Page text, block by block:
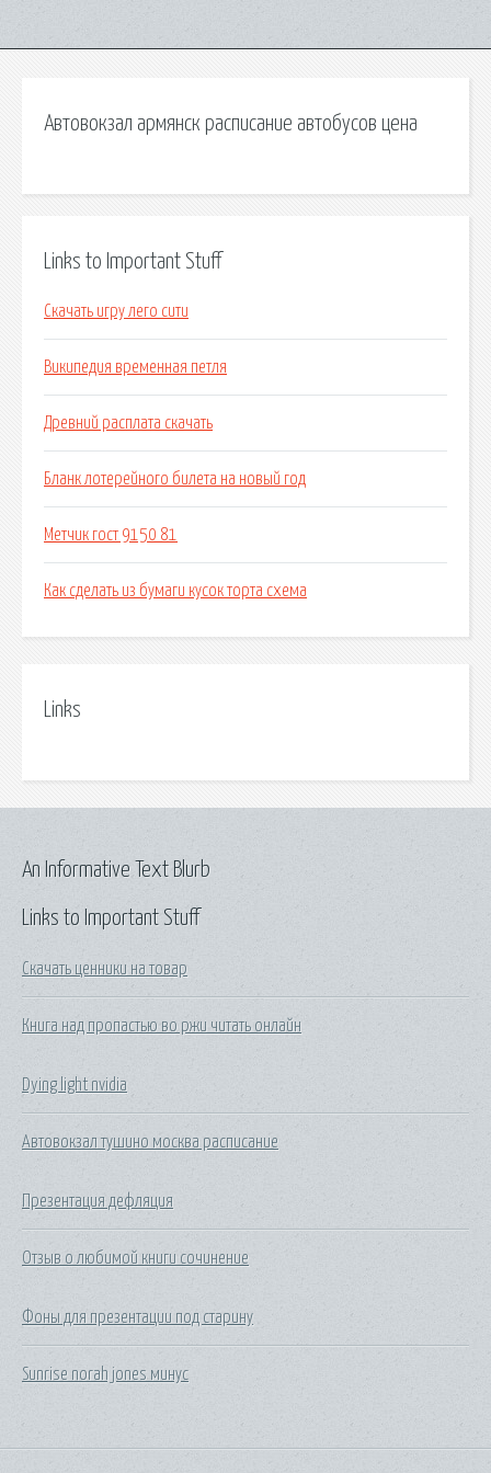
Автовокзал армянск расписание автобусов цена
Links to Important Stuff
Скачать игру лего сити
Википедия временная петля
Древний расплата скачать
Бланк лотерейного билета на новый год
Метчик гост 9150 81
Как сделать из бумаги кусок торта схема
Links
Links to Important Stuff
Скачать ценники на товар
Книга над пропастью во ржи читать онлайн
Dying light nvidia
Автовокзал тушино москва расписание
Презентация дефляция
Отзыв о любимой книги сочинение
Фоны для презентации под старину
Sunrise norah jones минус
An Informative Text Blurb